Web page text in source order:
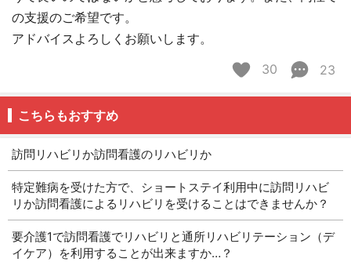
の支援のご希望です。
アドバイスよろしくお願いします。
30
23
こちらもおすすめ
訪問リハビリか訪問看護のリハビリか
特定難病を受けた方で、ショートステイ利用中に訪問リハビ
リか訪問看護によるリハビリを受けることはできませんか？
要介護1で訪問看護でリハビリと通所リハビリテーション（デ
イケア）を利用することが出来ますか…？